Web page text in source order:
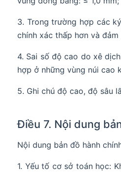
3. Trong trường hợp các
chính xác thấp hơn và
4. Sai số độ cao do xê
hợp ở những vùng núi cao
5. Ghi chú độ cao, độ sâu
Điều 7. Nội dung
Nội dung bản đồ hành
1. Yếu tố cơ sở toán học: